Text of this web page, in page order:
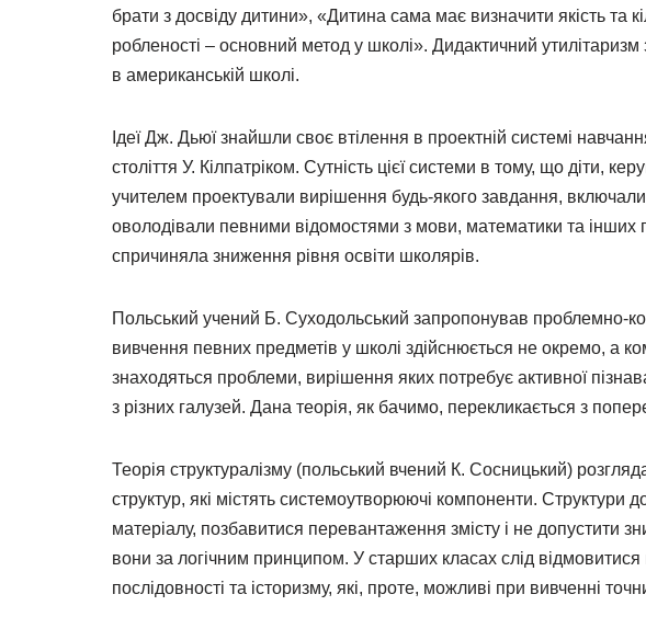
брати з досвіду дитини», «Дитина сама має визначити якість та
робленості – основний метод у школі». Дидактичний
в американській школі.
Ідеї Дж. Дьюї знайшли своє втілення в проектній системі
століття У. Кілпатріком. Сутність цієї системи в тому, що діти,
учителем проектували вирішення будь-якого завдання,
оволодівали певними відомостями з мови, математики та інших
спричиняла зниження рівня освіти школярів.
Польський учений Б. Суходольський запропонував проблемно-
вивчення певних предметів у школі здійснюється не окремо, а
знаходяться проблеми, вирішення яких потребує активної
з різних галузей. Дана теорія, як бачимо, перекликається з
Теорія структуралізму (польський вчений К. Сосницький)
структур, які містять системоутворюючі компоненти. Структури
матеріалу, позбавитися перевантаження змісту і не допустити
вони за логічним принципом. У старших класах слід відмовитися
послідовності та історизму, які, проте, можливі при вивченні